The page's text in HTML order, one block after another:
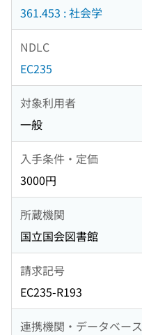
361.453 : 社会学
NDLC
EC235
対象利用者
一般
入手条件・定価
3000円
所蔵機関
国立国会図書館
請求記号
EC235-R193
連携機関・データベース